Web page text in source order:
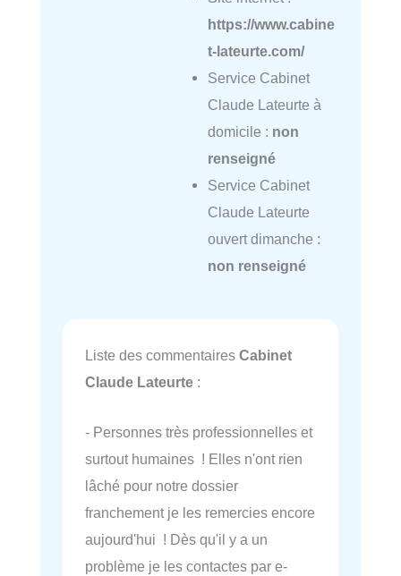
https://www.cabine
t-lateurte.com/
Service Cabinet
Claude Lateurte à
domicile : non
renseigné
Service Cabinet
Claude Lateurte
ouvert dimanche :
non renseigné
Liste des commentaires Cabinet
Claude Lateurte :
- Personnes très professionnelles et
surtout humaines ! Elles n'ont rien
lâché pour notre dossier
franchement je les remercies encore
aujourd'hui ! Dès qu'il y a un
problème je les contactes par e-